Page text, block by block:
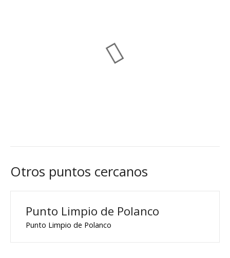
Otros puntos cercanos
Punto Limpio de Polanco
Punto Limpio de Polanco